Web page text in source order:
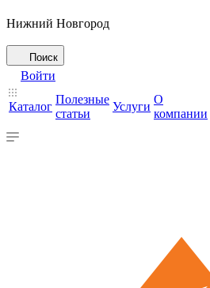
Нижний Новгород
Поиск
Войти
Каталог
Полезные
статьи
Услуги
О
компании